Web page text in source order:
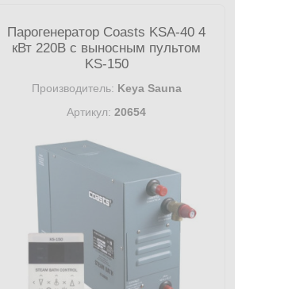
Парогенератор Coasts KSA-40 4
кВт 220В с выносным пультом
KS-150
Производитель: Keya Sauna
Артикул: 20654